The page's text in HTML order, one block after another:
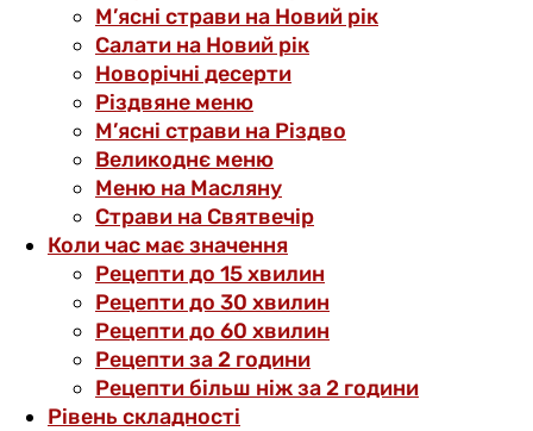
М’ясні страви на Новий рік
Салати на Новий рік
Новорічні десерти
Різдвяне меню
М’ясні страви на Різдво
Великоднє меню
Меню на Масляну
Страви на Святвечір
Коли час має значення
Рецепти до 15 хвилин
Рецепти до 30 хвилин
Рецепти до 60 хвилин
Рецепти за 2 години
Рецепти більш ніж за 2 години
Рівень складності